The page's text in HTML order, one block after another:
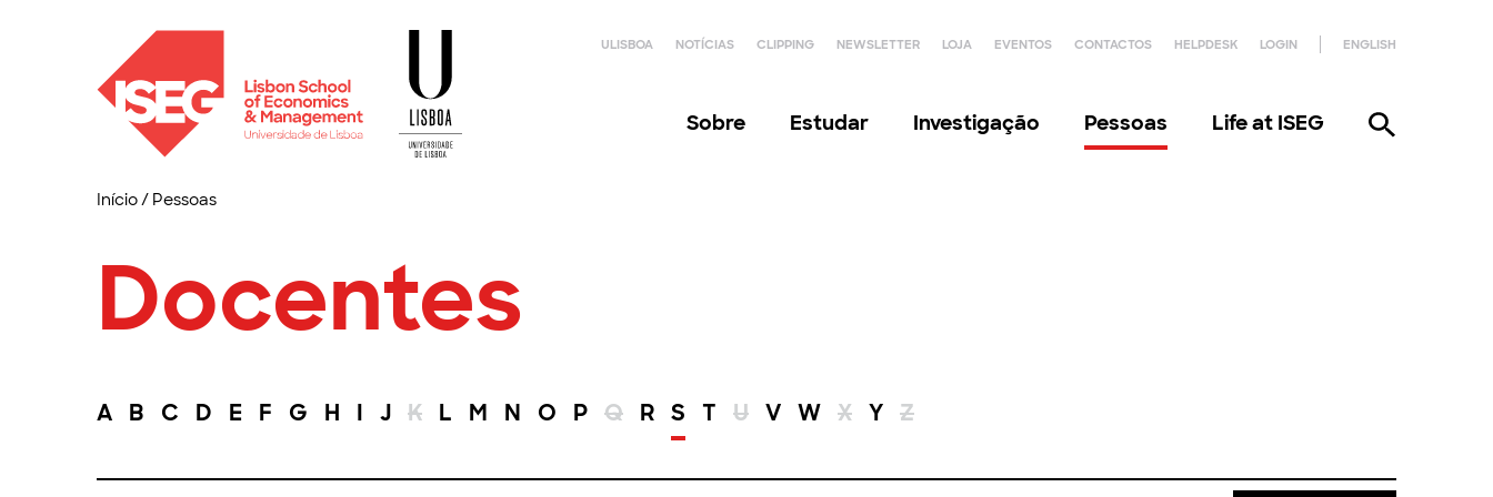
ULISBOA NOTÍCIAS CLIPPING NEWSLETTER LOJA EVENTOS CONTACTOS HELPDESK LOGIN ENGLISH
Sobre Estudar Investigação Pessoas Life at ISEG
Início/ Pessoas
Docentes
A B C D E F G H I J K L M N O P Q R S T U V W X Y Z